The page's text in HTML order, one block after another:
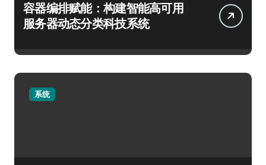
容器编排赋能：构建智能高可用
服务器动态分类科技系统
系统